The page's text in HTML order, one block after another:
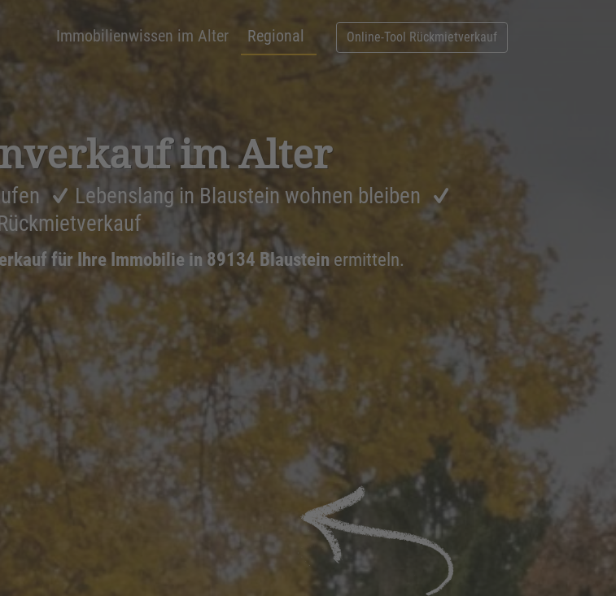
Immobilienwissen im Alter Regional Online-Tool Rückmietverkauf
im Alter
Lebenslang in Blaustein wohnen bleiben
für Ihre Immobilie in 89134 Blaustein ermitteln.